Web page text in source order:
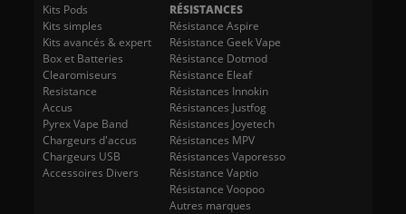
Kits Pods
Kits simples
Kits avancés & expert
Box et Batteries
Clearomiseurs
Resistance
Accus
Pyrex Vape Band
Chargeurs d'accus
Chargeurs USB
Accessoires Divers
RÉSISTANCES
Résistance Aspire
Résistance Geek Vape
Résistance Dotmod
Résistance Eleaf
Résistances Innokin
Résistances Justfog
Résistances Joyetech
Résistances MPV
Résistances Vaporesso
Résistance Vaptio
Résistance Voopoo
Autres marques